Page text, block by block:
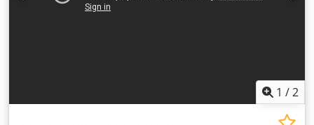
1 /2